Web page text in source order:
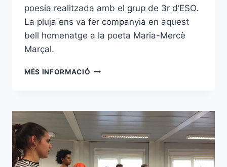
poesia realitzada amb el grup de 3r d’ESO.
La pluja ens va fer companyia en aquest
bell homenatge a la poeta Maria-Mercè
Marçal.
MÉS INFORMACIÓ CANÇÓ